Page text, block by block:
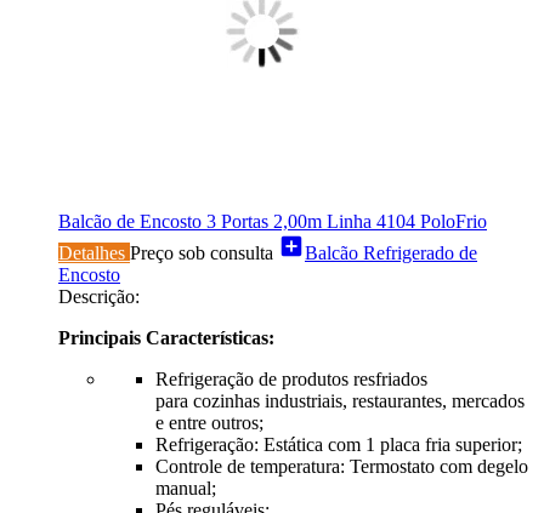
Balcão de Encosto 3 Portas 2,00m Linha 4104 PoloFrio
Detalhes Preço sob consulta add_boxBalcão Refrigerado de
Encosto
Descrição:
Principais Características:
Refrigeração de produtos resfriados
para cozinhas industriais, restaurantes, mercados
e entre outros;
Refrigeração: Estática com 1 placa fria superior;
Controle de temperatura: Termostato com degelo
manual;